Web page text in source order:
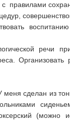
правилами
речи
сделан из
(можно